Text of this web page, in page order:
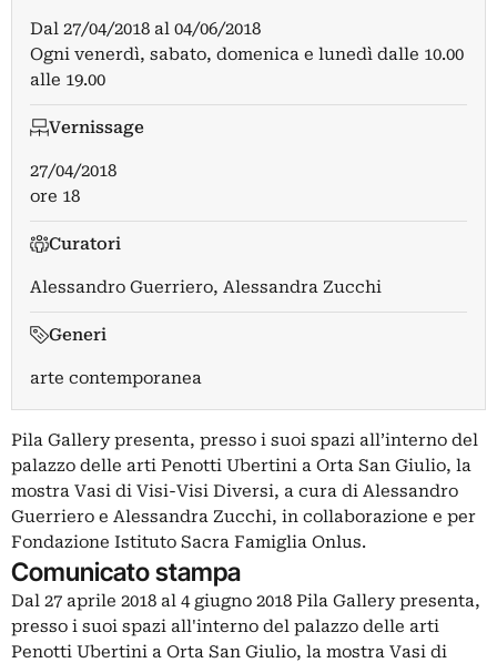
Dal 27/04/2018 al 04/06/2018
Ogni venerdì, sabato, domenica e lunedì dalle 10.00
alle 19.00
Vernissage
27/04/2018
ore 18
Curatori
Alessandro Guerriero, Alessandra Zucchi
Generi
arte contemporanea
Pila Gallery presenta, presso i suoi spazi all’interno del
palazzo delle arti Penotti Ubertini a Orta San Giulio, la
mostra Vasi di Visi-Visi Diversi, a cura di Alessandro
Guerriero e Alessandra Zucchi, in collaborazione e per
Fondazione Istituto Sacra Famiglia Onlus.
Comunicato stampa
Dal 27 aprile 2018 al 4 giugno 2018 Pila Gallery presenta,
presso i suoi spazi all'interno del palazzo delle arti
Penotti Ubertini a Orta San Giulio, la mostra Vasi di